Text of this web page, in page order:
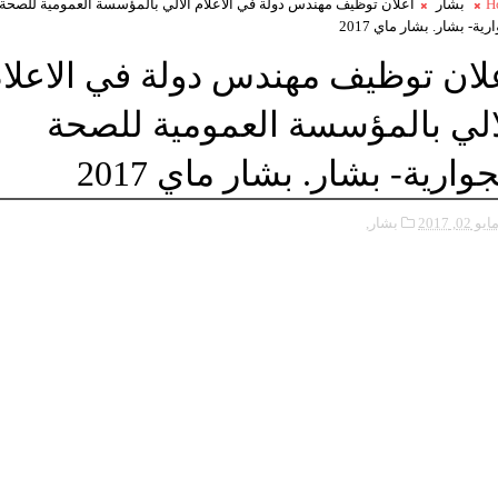
بشار
اعلان توظيف مهندس دولة في الاعلام الالي بالمؤسسة العمومية للصحة
بشار. بشار ماي 2017
توظيف مهندس دولة في
بالمؤسسة العمومية للصحة
بشار. بشار ماي 2017
مايو 02, 2017 بشار,